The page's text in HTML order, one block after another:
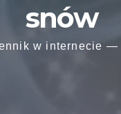
snów
w internecie —